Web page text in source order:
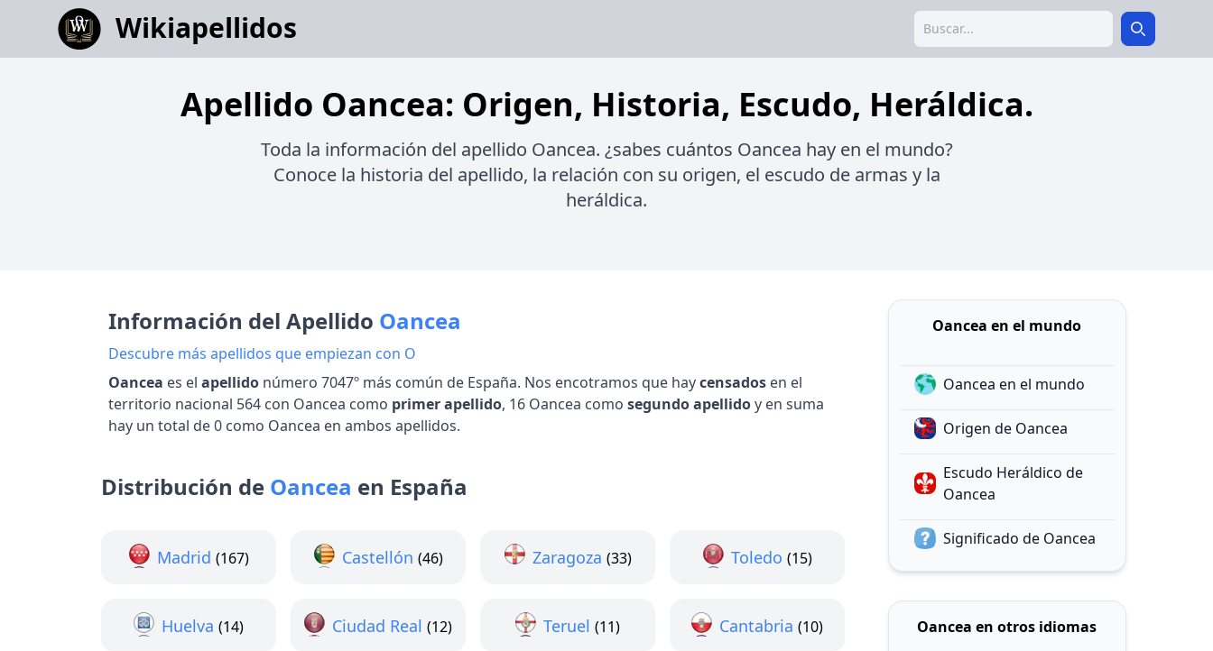
Wikiapellidos Search Search
Apellido Oancea: Origen, Historia, Escudo, Heráldica.
Toda la información del apellido Oancea. ¿sabes cuántos Oancea hay en el mundo?
Conoce la historia del apellido, la relación con su origen, el escudo de armas y la
heráldica.
Información del Apellido Oancea
Descubre más apellidos que empiezan con O
Oancea es el apellido número 7047º más común de España. Nos encotramos que haycensados en el
territorio nacional 564 con Oancea como primer apellido, 16 Oancea como segundo apellidoy en suma
hay un total de 0 como Oancea en ambos apellidos.
Distribución de Oancea en España
Madrid (167) Castellón (46) Zaragoza (33) Toledo (15)
Huelva (14) Ciudad Real (12) Teruel (11) Cantabria (10)
Oancea en el mundo
Oancea en el mundo
Origen de Oancea
Escudo Heráldico de
Oancea
Significado de Oancea
Oancea en otros idiomas